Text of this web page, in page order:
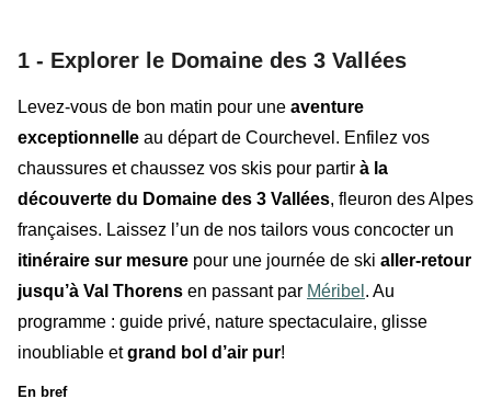
1 - Explorer le Domaine des 3 Vallées
Levez-vous de bon matin pour une aventure
exceptionnelle au départ de Courchevel. Enfilez vos
chaussures et chaussez vos skis pour partir à la
découverte du Domaine des 3 Vallées, fleuron des Alpes
françaises. Laissez l’un de nos tailors vous concocter un
itinéraire sur mesure pour une journée de ski aller-retour
jusqu’à Val Thorens en passant par Méribel . Au
programme : guide privé, nature spectaculaire, glisse
inoubliable etgrand bol d’air pur!
En bref